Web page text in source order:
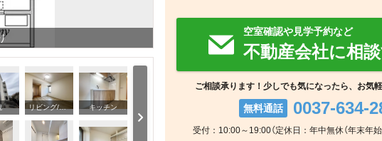
リビング/ダイニング キッチン 周辺 周
空室確認や見学予約など
不動産会社に相
ご相談承ります！少しでも気になったら、お気
無料通話 0037-634-
受付：10:00～19:00（定休日：年中無休（年末年始